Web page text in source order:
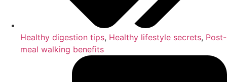
Healthy digestion tips, Healthy lifestyle secrets, Post-
meal walking benefits